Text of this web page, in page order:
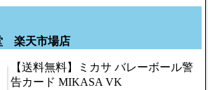
楽天市場店
【送料無料】ミカサ バレーボール警
告カード MIKASA VK